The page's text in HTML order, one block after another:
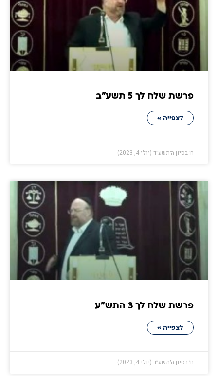
פרשת שלח לך 5 תשע״ב
לצפייה »
ח׳ בסיון ה׳תשע״ד (יולי 4, 2023)
פרשת שלח לך 3 התש״ע
לצפייה »
ח׳ בסיון ה׳תשע״ד (יולי 4, 2023)